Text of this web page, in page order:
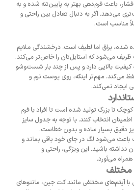
باعث فرم‌دهی بهتر به پایین‌تنه شده و به
می‌دهد. اگر به دنبال تعادل بین راحتی و
مناسب است.
شده، براق اما لطیف است. درخشندگی ملایم
ظریف می‌شود که استایل‌تان را خاص‌تر می‌کند.
کیفیت بالایی دارد و پس از چند بار شست‌وشو
می‌کند. مهم‌تر اینکه، روی پوست نرم و
نمی‌کند.
تا بزرگ تولید شده است تا افراد با فرم
انتخاب کنند. با توجه به جدول سایز
دقیق بسیار ساده و بدون خطاست.
می‌شود لگ در جای خود باقی بماند و
نداشته باشید. این ویژگی، راحتی و
می‌آورد.
مختلف
با آیتم‌های مختلفی مانند کت جین، مانتوهای